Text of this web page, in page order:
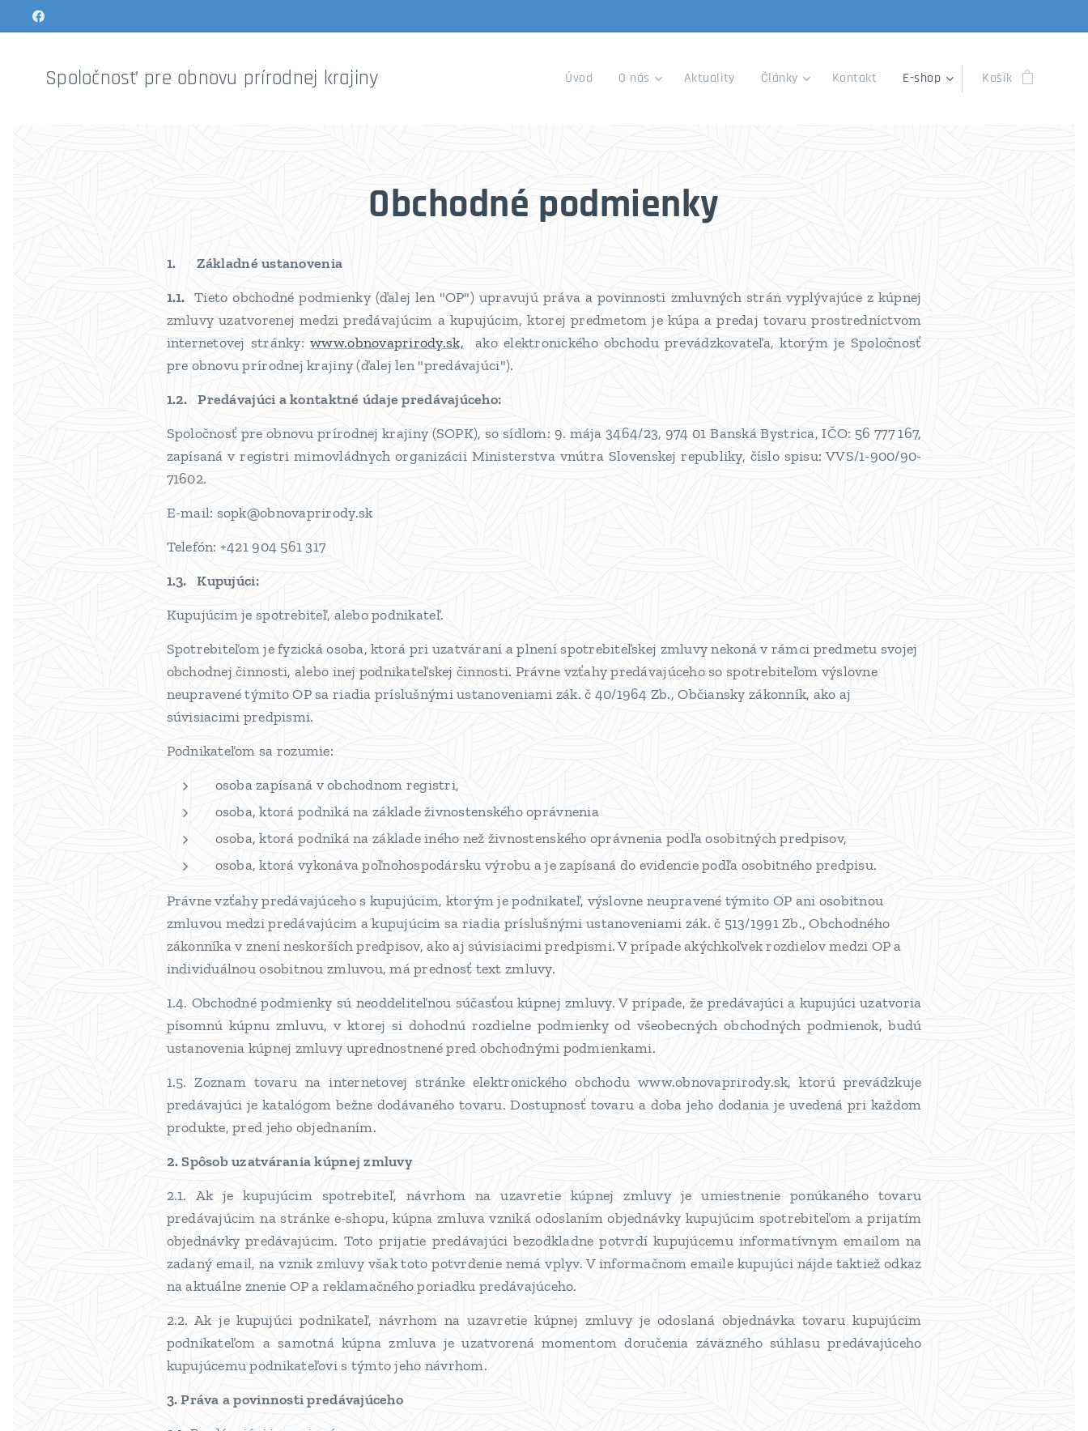
Spoločnosť pre obnovu prírodnej krajiny Úvod O nás Aktuality Články Kontakt E-shop Košík
Obchodné podmienky
1. Základné ustanovenia
1.1. Tieto obchodné podmienky (ďalej len "OP") upravujú práva a povinnosti zmluvných strán vyplývajúce z kúpnej
zmluvy uzatvorenej medzi predávajúcim a kupujúcim, ktorej predmetom je kúpa a predaj tovaru prostredníctvom
internetovej stránky:www.obnovaprirody.sk, ako elektronického obchodu prevádzkovateľa, ktorým je Spoločnosť
pre obnovu prírodnej krajiny (ďalej len "predávajúci").
1.2. Predávajúci a kontaktné údaje predávajúceho:
Spoločnosť pre obnovu prírodnej krajiny (SOPK), so sídlom: 9. mája 3464/23, 974 01 Banská Bystrica, IČO: 56 777 167,
zapísaná v registri mimovládnych organizácii Ministerstva vnútra Slovenskej republiky, číslo spisu: VVS/1-900/90-
71602.
E-mail: sopk@obnovaprirody.sk
Telefón: +421 904 561 317
1.3. Kupujúci:
Kupujúcim je spotrebiteľ, alebo podnikateľ.
Spotrebiteľom je fyzická osoba, ktorá pri uzatváraní a plnení spotrebiteľskej zmluvy nekoná v rámci predmetu svojej
obchodnej činnosti, alebo inej podnikateľskej činnosti. Právne vzťahy predávajúceho so spotrebiteľom výslovne
neupravené týmito OP sa riadia príslušnými ustanoveniami zák. č 40/1964 Zb., Občiansky zákonník, ako aj
súvisiacimi predpismi.
Podnikateľom sa rozumie:
osoba zapísaná v obchodnom registri,
osoba, ktorá podniká na základe živnostenského oprávnenia
osoba, ktorá podniká na základe iného než živnostenského oprávnenia podľa osobitných predpisov,
osoba, ktorá vykonáva poľnohospodársku výrobu a je zapísaná do evidencie podľa osobitného predpisu.
Právne vzťahy predávajúceho s kupujúcim, ktorým je podnikateľ, výslovne neupravené týmito OP ani osobitnou
zmluvou medzi predávajúcim a kupujúcim sa riadia príslušnými ustanoveniami zák. č 513/1991 Zb., Obchodného
zákonníka v znení neskorších predpisov, ako aj súvisiacimi predpismi. V prípade akýchkoľvek rozdielov medzi OP a
individuálnou osobitnou zmluvou, má prednosť text zmluvy.
1.4. Obchodné podmienky sú neoddeliteľnou súčasťou kúpnej zmluvy. V prípade, že predávajúci a kupujúci uzatvoria
písomnú kúpnu zmluvu, v ktorej si dohodnú rozdielne podmienky od všeobecných obchodných podmienok, budú
ustanovenia kúpnej zmluvy uprednostnené pred obchodnými podmienkami.
1.5. Zoznam tovaru na internetovej stránke elektronického obchodu www.obnovaprirody.sk, ktorú prevádzkuje
predávajúci je katalógom bežne dodávaného tovaru. Dostupnosť tovaru a doba jeho dodania je uvedená pri každom
produkte, pred jeho objednaním.
2. Spôsob uzatvárania kúpnej zmluvy
2.1. Ak je kupujúcim spotrebiteľ, návrhom na uzavretie kúpnej zmluvy je umiestnenie ponúkaného tovaru
predávajúcim na stránke e-shopu, kúpna zmluva vzniká odoslaním objednávky kupujúcim spotrebiteľom a prijatím
objednávky predávajúcim. Toto prijatie predávajúci bezodkladne potvrdí kupujúcemu informatívnym emailom na
zadaný email, na vznik zmluvy však toto potvrdenie nemá vplyv. V informačnom emaile kupujúci nájde taktiež odkaz
na aktuálne znenie OP a reklamačného poriadku predávajúceho.
2.2. Ak je kupujúci podnikateľ, návrhom na uzavretie kúpnej zmluvy je odoslaná objednávka tovaru kupujúcim
podnikateľom a samotná kúpna zmluva je uzatvorená momentom doručenia záväzného súhlasu predávajúceho
kupujúcemu podnikateľovi s týmto jeho návrhom.
3. Práva a povinnosti predávajúceho